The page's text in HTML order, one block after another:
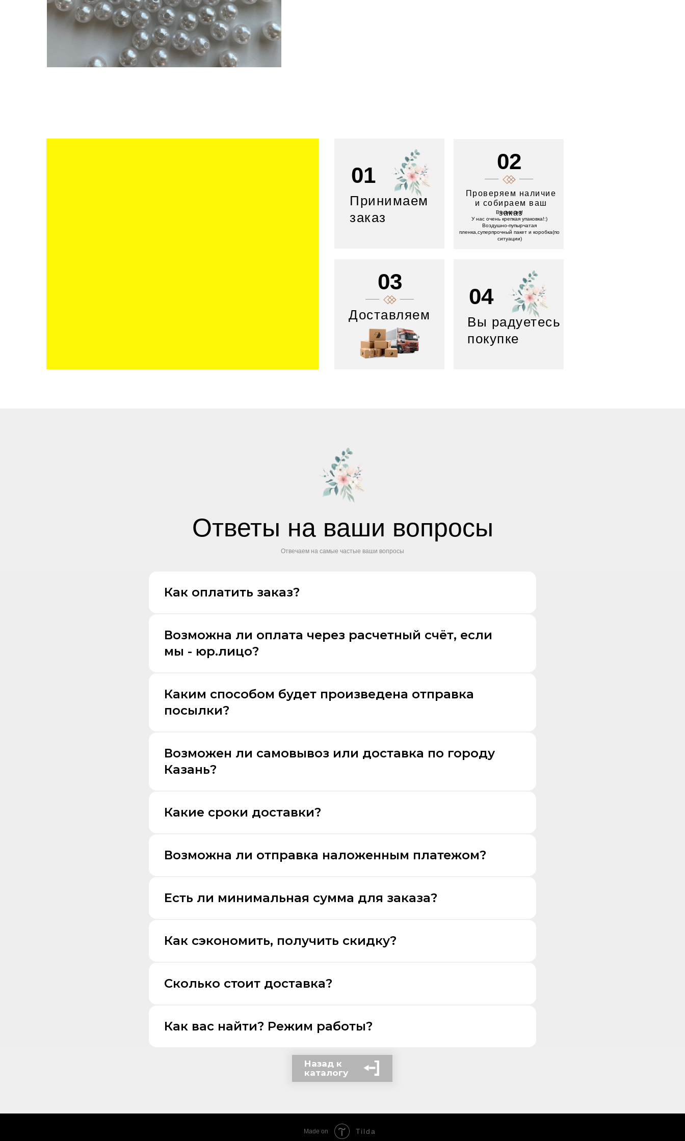
01
Принимаем
заказ
02
Проверяем наличие
и собираем ваш
заказ
03
Доставляем
04
Вы радуетесь
покупке
Внимание!
У нас очень крепкая упаковка!:)
Воздушно-пупырчатая
пленка,суперпрочный пакет и коробка(по
ситуации)
Ответы на ваши вопросы
Отвечаем на самые частые ваши вопросы
Как оплатить заказ?
Возможна ли оплата через расчетный счёт, если
мы - юр.лицо?
Каким способом будет произведена отправка
посылки?
Возможен ли самовывоз или доставка по городу
Казань?
Какие сроки доставки?
Возможна ли отправка наложенным платежом?
Есть ли минимальная сумма для заказа?
Как сэкономить, получить скидку?
Сколько стоит доставка?
Как вас найти? Режим работы?
Назад к
каталогу
Made on Tilda